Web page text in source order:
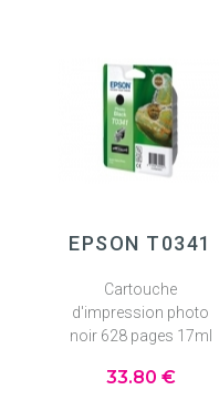
EPSON T0341
Cartouche
d'impression photo
noir 628 pages 17ml
33.80 €